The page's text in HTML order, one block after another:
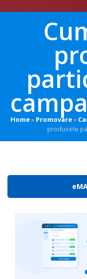
Home» Promovare»
produsele